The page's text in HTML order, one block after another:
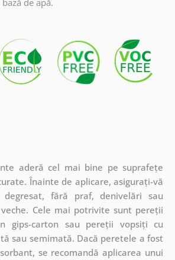
aderă cel mai bine pe suprafețe
Înainte de aplicare, asigurați-vă
fără praf, denivelări sau
Cele mai potrivite sunt pereții
gips-carton sau pereții vopsiți cu
sau semimată. Dacă peretele a fost
se recomandă aplicarea unui